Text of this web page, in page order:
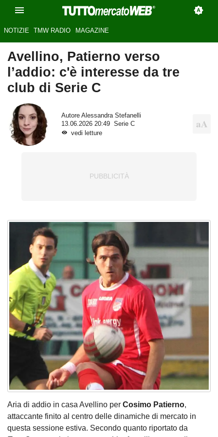
NOTIZIE TMW RADIO MAGAZINE
Avellino, Patierno verso
l’addio: c'è interesse da tre
club di Serie C
Autore Alessandra Stefanelli
13.06.2026 20:49
Serie C
vedi letture
Aria di addio in casa Avellino per Cosimo Patierno,
attaccante finito al centro delle dinamiche di mercato in
questa sessione estiva. Secondo quanto riportato da